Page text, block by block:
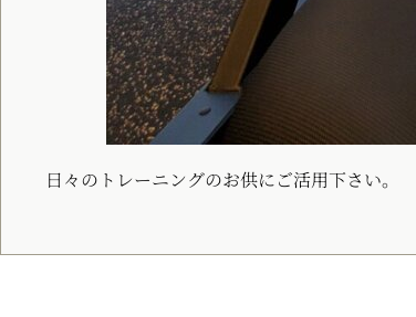
日々のトレーニングのお供にご活用下さい。